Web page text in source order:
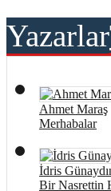
Yazarlar
Ahmet Maraş
Merhabalar
İdris
Bir Nasrettin